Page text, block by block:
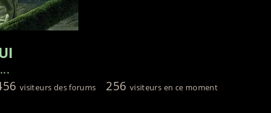
visiteurs des forums 256 visiteurs en ce moment